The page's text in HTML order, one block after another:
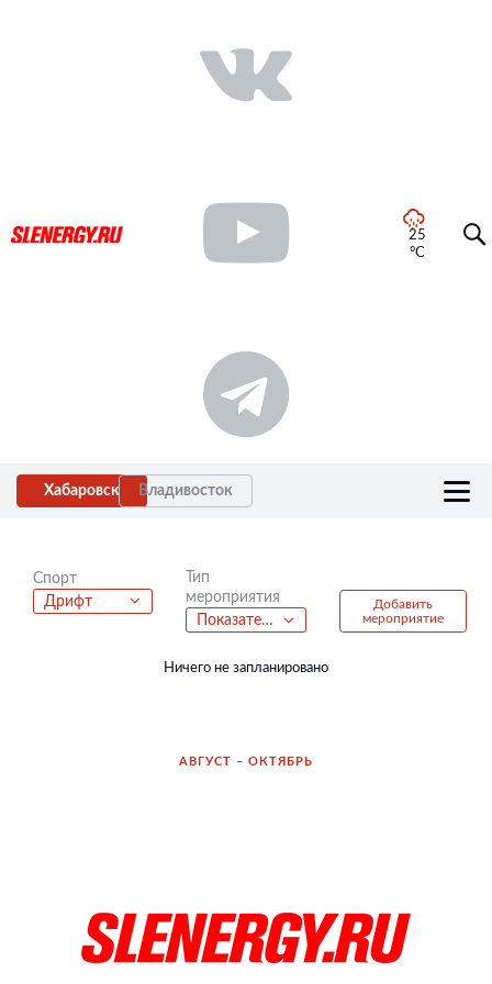
25
°C
Хабаровск Владивосток
Спорт
Дрифт
Тип
мероприятия
Показательные выступления
Добавить
мероприятие
Ничего не запланировано
АВГУСТ – ОКТЯБРЬ